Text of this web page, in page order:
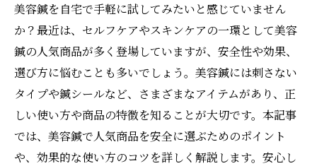
美容鍼を自宅で手軽に試してみたいと感じていません
か？最近は、セルフケアやスキンケアの一環として美容
鍼の人気商品が多く登場していますが、安全性や効果、
選び方に悩むことも多いでしょう。美容鍼には刺さない
タイプや鍼シールなど、さまざまなアイテムがあり、正
しい使い方や商品の特徴を知ることが大切です。本記事
では、美容鍼で人気商品を安全に選ぶためのポイント
や、効果的な使い方のコツを詳しく解説します。安心し